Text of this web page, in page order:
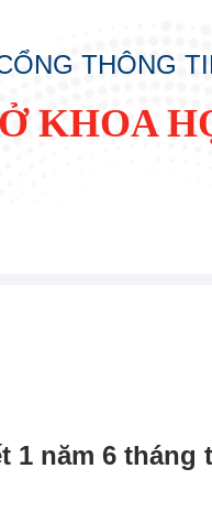
THÔNG
KHOA
năm 6 tháng